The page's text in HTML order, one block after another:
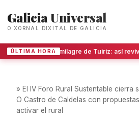
Galicia Universal
O XORNAL DIXITAL DE GALICIA
ÚLTIMA HORA
» El IV Foro Rural Sustentable cierra
O Castro de Caldelas con
activar el rural